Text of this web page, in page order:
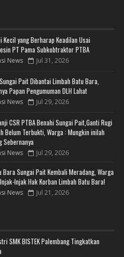
Kecil yang Berharap Keadilan Usai
PT Pama Subkobtraktor PTBA
News Jul 31, 2026
Pait Dibantai Limbah Batu Bara,
Papan Pengumuman DLH Lahat
News Jul 29, 2026
CSR PTBA Benahi Sungai Pait,Ganti Rugi
Belum Terbukti, Warga : Mungkin inilah
Sebernanya
News Jul 29, 2026
Bara Sungai Pait Kembali Meradang, Warga
Injak Hak Korban Limbah Batu Bara!
News Jul 21, 2026
SMK BISTEK Palembang Tingkatkan